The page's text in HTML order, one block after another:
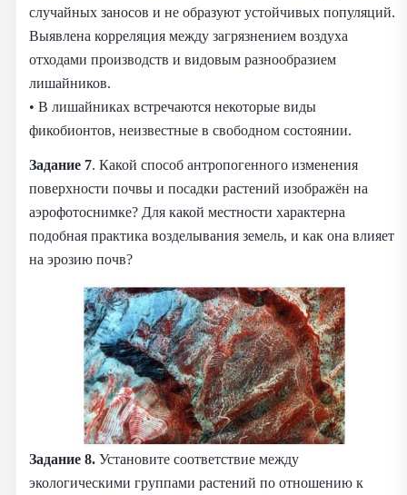
случайных заносов и не образуют устойчивых популяций.
Выявлена корреляция между загрязнением воздуха
отходами производств и видовым разнообразием
лишайников.
• В лишайниках встречаются некоторые виды
фикобионтов, неизвестные в свободном состоянии.
Задание 7. Какой способ антропогенного изменения
поверхности почвы и посадки растений изображён на
аэрофотоснимке? Для какой местности характерна
подобная практика возделывания земель, и как она влияет
на эрозию почв?
Задание 8. Установите соответствие между
экологическими группами растений по отношению к